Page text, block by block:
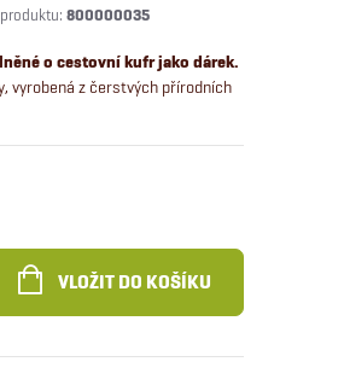
800000035
o cestovní kufr jako dárek.
vyrobená z čerstvých přírodních
VLOŽIT DO KOŠÍKU